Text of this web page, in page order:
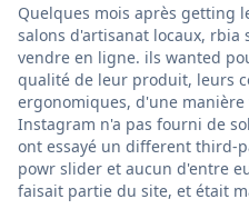
Quelques mois après getting
salons d'artisanat locaux, rbia
vendre en ligne. ils wanted
qualité de leur produit, leurs
ergonomiques, d'une
Instagram n'a pas fourni de
ont essayé un different third-
powr slider et aucun d'entre
faisait partie du site, et était